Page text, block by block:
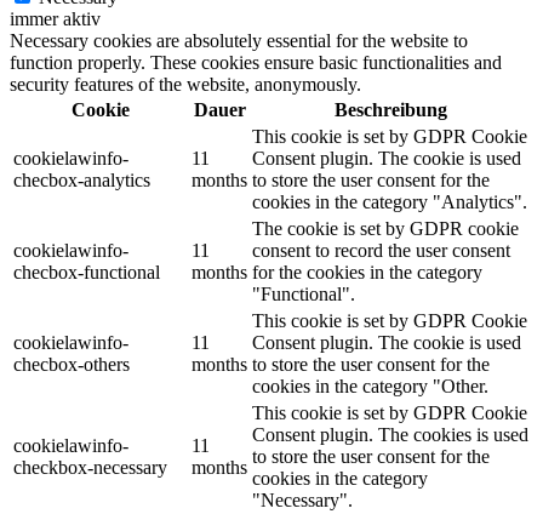
immer aktiv
Necessary cookies are absolutely essential for the website to
function properly. These cookies ensure basic functionalities and
security features of the website, anonymously.
Cookie
Dauer Beschreibung
cookielawinfo-
checbox-analytics
11
months
This cookie is set by GDPR Cookie
Consent plugin. The cookie is used
to store the user consent for the
cookies in the category "Analytics".
cookielawinfo-
checbox-functional
11
months
The cookie is set by GDPR cookie
consent to record the user consent
for the cookies in the category
"Functional".
cookielawinfo-
checbox-others
11
months
This cookie is set by GDPR Cookie
Consent plugin. The cookie is used
to store the user consent for the
cookies in the category "Other.
cookielawinfo-
checkbox-necessary
11
months
This cookie is set by GDPR Cookie
Consent plugin. The cookies is used
to store the user consent for the
cookies in the category
"Necessary".